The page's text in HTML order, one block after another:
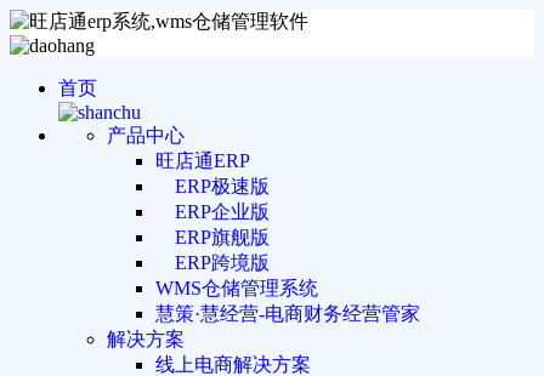
首页
产品中心
旺店通ERP
ERP极速版
ERP企业版
ERP旗舰版
ERP跨境版
WMS仓储管理系统
慧策·慧经营-电商财务经营管家
解决方案
线上电商解决方案